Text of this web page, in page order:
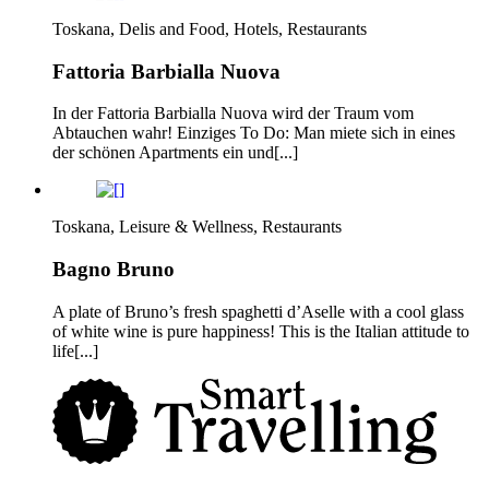
Toskana, Delis and Food, Hotels, Restaurants
Fattoria Barbialla Nuova
In der Fattoria Barbialla Nuova wird der Traum vom
Abtauchen wahr! Einziges To Do: Man miete sich in eines
der schönen Apartments ein und[...]
Toskana, Leisure & Wellness, Restaurants
Bagno Bruno
A plate of Bruno’s fresh spaghetti d’Aselle with a cool glass
of white wine is pure happiness! This is the Italian attitude to
life[...]